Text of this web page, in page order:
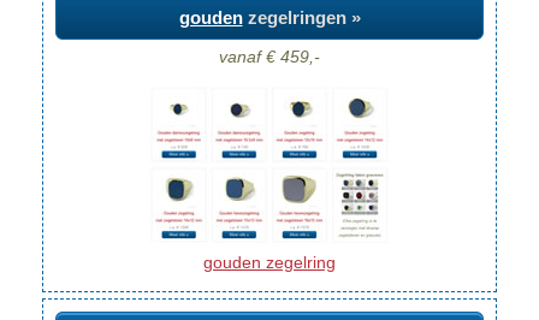
goudenzegelringen »
vanaf € 459,-
gouden zegelring